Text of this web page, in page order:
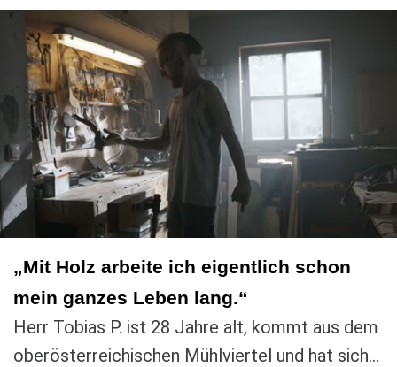
„Mit Holz arbeite ich eigentlich schon
mein ganzes Leben lang.“
Herr Tobias P. ist 28 Jahre alt, kommt aus dem
oberösterreichischen Mühlviertel und hat sich...